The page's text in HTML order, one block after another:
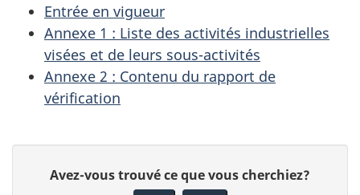
Entrée en vigueur
Annexe 1 : Liste des activités industrielles
visées et de leurs sous-activités
Annexe 2 : Contenu du rapport de
vérification
Avez-vous trouvé ce que vous cherchiez?